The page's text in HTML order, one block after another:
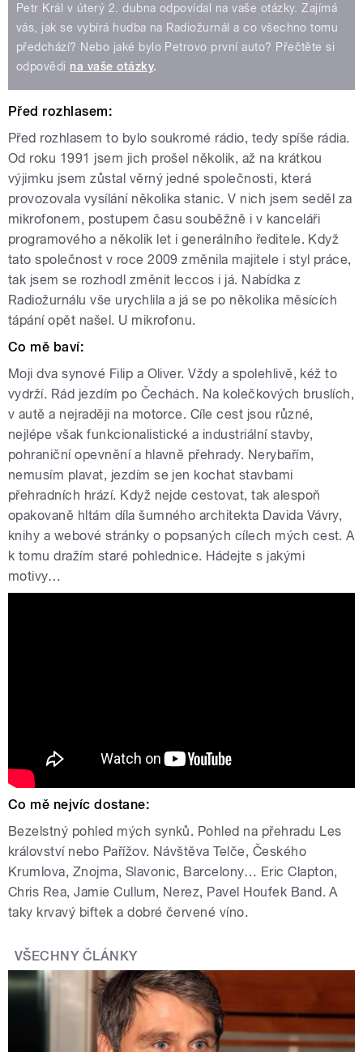
Petr Král v úterý 2. dubna odpovídal na vaše otázky. Zajímá
vás, jak se vybírá hudba na Radiožurnál a co všechno tomu
předchází? Nebo jaké bylo Petrovo první auto? Přečtěte si
odpovědi na vaše otázky.
Před rozhlasem:
Před rozhlasem to bylo soukromé rádio, tedy spíše rádia.
Od roku 1991 jsem jich prošel několik, až na krátkou
výjimku jsem zůstal věrný jedné společnosti, která
provozovala vysílání několika stanic. V nich jsem seděl za
mikrofonem, postupem času souběžně i v kanceláři
programového a několik let i generálního ředitele. Když
tato společnost v roce 2009 změnila majitele i styl práce,
tak jsem se rozhodl změnit leccos i já. Nabídka z
Radiožurnálu vše urychlila a já se po několika měsících
tápání opět našel. U mikrofonu.
Co mě baví:
Moji dva synové Filip a Oliver. Vždy a spolehlivě, kéž to
vydrží. Rád jezdím po Čechách. Na kolečkových bruslích,
v autě a nejraději na motorce. Cíle cest jsou různé,
nejlépe však funkcionalistické a industriální stavby,
pohraniční opevnění a hlavně přehrady. Nerybařím,
nemusím plavat, jezdím se jen kochat stavbami
přehradních hrází. Když nejde cestovat, tak alespoň
opakovaně hltám díla šumného architekta Davida Vávry,
knihy a webové stránky o popsaných cílech mých cest. A
k tomu dražím staré pohlednice. Hádejte s jakými
motivy…
Co mě nejvíc dostane:
Bezelstný pohled mých synků. Pohled na přehradu Les
království nebo Pařížov. Návštěva Telče, Českého
Krumlova, Znojma, Slavonic, Barcelony… Eric Clapton,
Chris Rea, Jamie Cullum, Nerez, Pavel Houfek Band. A
taky krvavý biftek a dobré červené víno.
VŠECHNY ČLÁNKY